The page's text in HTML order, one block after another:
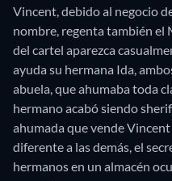
Vincent, debido al negocio
nombre, regenta también el
del cartel aparezca
ayuda su hermana Ida,
abuela, que ahumaba toda
hermano acabó siendo
ahumada que vende
diferente a las demás, el
hermanos en un almacén